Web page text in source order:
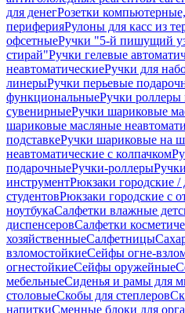
для денегРозетки
периферияРулоны для касс из
офсетныеРучки "5-й пишущий
стирай"Ручки гелевые
неавтоматическиеРучки для
линерыРучки перьевые
функциональныеРучки роллеры
сувенирныеРучки шариковые
шариковые масляные
подставкеРучки шариковые на
неавтоматические с колпачком
подарочныеРучки-роллеры
инструментРюкзаки городские /
студентовРюкзаки городские с
ноутбукаСалфетки влажные
диспенсеровСалфетки
хозяйственныеСалфетницы
взломостойкиеСейфы огне-
огнестойкиеСейфы оружейные
мебельныеСиденья и рамы для
столовыеСкобы для степлеров
напиткиСменные блоки для